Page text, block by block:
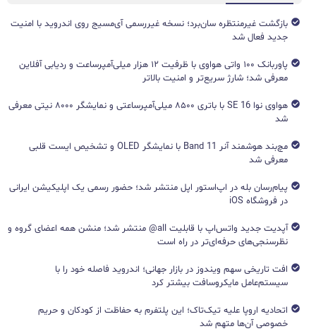
بازگشت غیرمنتظره سان‌برد؛ نسخه غیررسمی آی‌مسیج روی اندروید با امنیت
جدید فعال شد
پاوربانک ۱۰۰ واتی هواوی با ظرفیت ۱۲ هزار میلی‌آمپرساعت و ردیابی آفلاین
معرفی شد؛ شارژ سریع‌تر و امنیت بالاتر
هواوی نوا 16 SE با باتری ۸۵۰۰ میلی‌آمپرساعتی و نمایشگر ۸۰۰۰ نیتی معرفی
شد
مچ‌بند هوشمند آنر Band 11 با نمایشگر OLED و تشخیص ایست قلبی
معرفی شد
پیام‌رسان بله در اپ‌استور اپل منتشر شد؛ حضور رسمی یک اپلیکیشن ایرانی
در فروشگاه iOS
آپدیت جدید واتس‌اپ با قابلیت all@ منتشر شد؛ منشن همه اعضای گروه و
نظرسنجی‌های حرفه‌ای‌تر در راه است
افت تاریخی سهم ویندوز در بازار جهانی؛ اندروید فاصله خود را با
سیستم‌عامل مایکروسافت بیشتر کرد
اتحادیه اروپا علیه تیک‌تاک؛ این پلتفرم به حفاظت از کودکان و حریم
خصوصی آن‌ها متهم شد